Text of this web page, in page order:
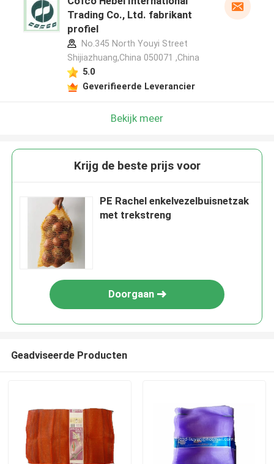
Trading Co., Ltd. fabrikant
profiel
No.345 North Youyi Street
Shijiazhuang,China 050071 ,China
5.0
Geverifieerde Leverancier
Bekijk meer
Krijg de beste prijs voor
PE Rachel enkelvezelbuisnetzak
met trekstreng
Doorgaan
Geadviseerde Producten